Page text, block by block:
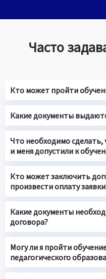
Часто
Кто может пройти
Какие документы
Что необходимо
и меня допустили к
Кто может заключить
произвести оплату
Какие документы
договора?
Могу ли я пройти
педагогического